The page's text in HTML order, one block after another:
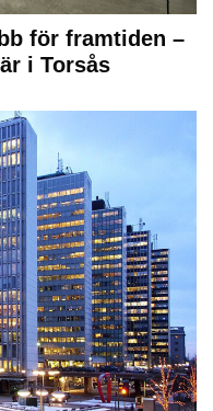
för framtiden –
i Torsås